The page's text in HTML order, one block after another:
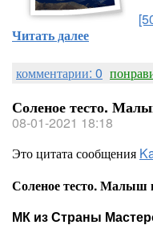
Читать далее
комментарии: 0
Соленое тесто.
08-01-2021 18:18
Это цитата сообщения
Соленое тесто.
МК из Страны